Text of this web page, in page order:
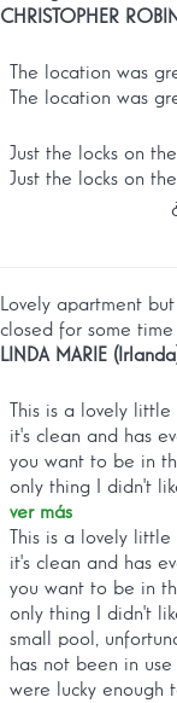
CHRISTOPHER
The location was
The location was
Just the locks on
Just the locks on
Lovely apartment
closed for some time
LINDA MARIE
This is a lovely
it's clean and has
you want to be in
only thing I didn't
ver más
This is a lovely
it's clean and has
you want to be in
only thing I didn't
small pool,
has not been in
were lucky enough